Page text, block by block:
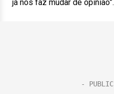
já nos faz mudar de opinião”.